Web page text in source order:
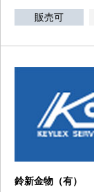
販売可
鈴新金物（有）